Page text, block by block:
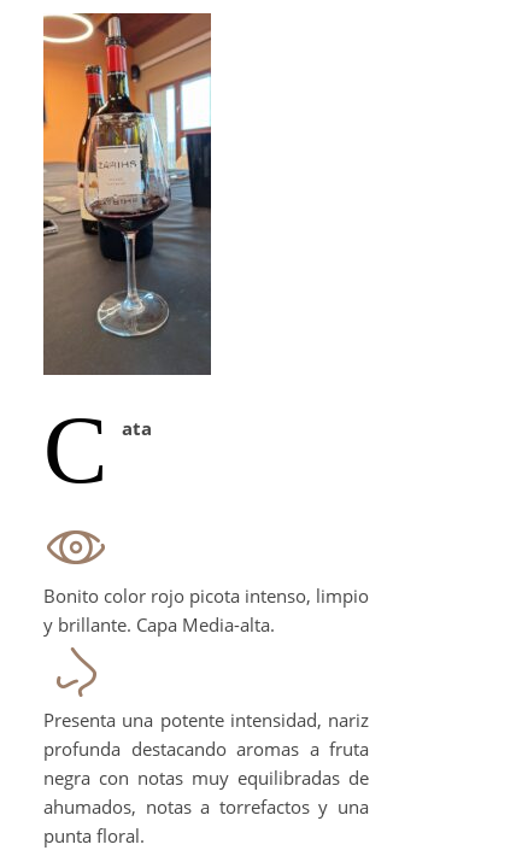
C ata
Bonito color rojo picota intenso, limpio
y brillante. Capa Media-alta.
Presenta una potente intensidad, nariz
profunda destacando aromas a fruta
negra con notas muy equilibradas de
ahumados, notas a torrefactos y una
punta floral.